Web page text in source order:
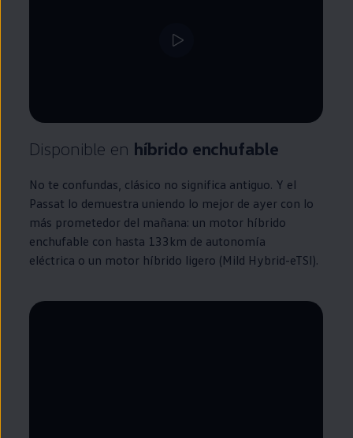
Disponible en híbrido enchufable
No te confundas, clásico no significa antiguo. Y el
Passat lo demuestra uniendo lo mejor de ayer con lo
más prometedor del mañana: un motor híbrido
enchufable con hasta 133km de autonomía
eléctrica o un motor híbrido ligero (Mild Hybrid-eTSI).